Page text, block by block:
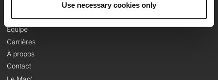
Use necessary cookies only
Equipe
Carrières
À propos
Contact